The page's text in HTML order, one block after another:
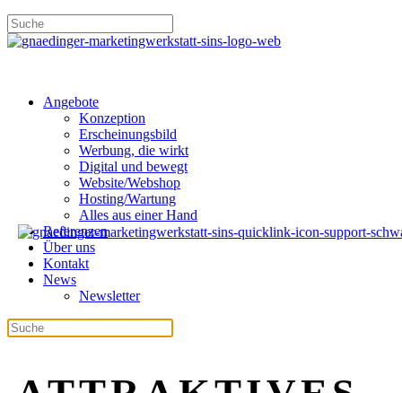
Angebote
Konzeption
Erscheinungsbild
Werbung, die wirkt
Digital und bewegt
Website/Webshop
Hosting/Wartung
Alles aus einer Hand
Referenzen
Über uns
Kontakt
News
Newsletter